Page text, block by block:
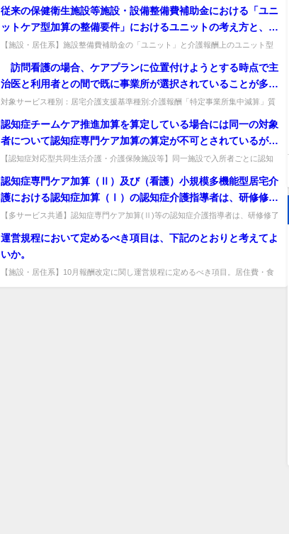
従来の保健衛生施設等施設・設備整備費補助金における「ユニ
ットケア型加算の整備要件」におけるユニットの考え方と、今
回のユニット型個室の考え方は別であると解してよいか。
【施設・居住系】施設整備費補助金の「ユニット」と介護報酬上のユニット型
訪問看護の場合、ケアプランに位置付けようとする時点で主
治医と利用者との間で既に事業所が選択されていることが多
く、これにより紹介率が８０％を超えることについては正当な
対象サービス種別：居宅介護支援基準種別:介護報酬「特定事業所集中減算」質
認知症チームケア推進加算を算定している場合には同一の対象
者について認知症専門ケア加算の算定が不可とされているが、
同一施設内で、入所者Aには認知症専門ケア加算、入所者Bに
【認知症対応型共同生活介護・介護保険施設等】同一施設で入所者ごとに認知
認知症専門ケア加算（Ⅱ）及び（看護）小規模多機能型居宅介
護における認知症加算（Ⅰ）の認知症介護指導者は、研修修了
者であれば管理者でもかまわないか。
【多サービス共通】認知症専門ケア加算(Ⅱ)等の認知症介護指導者は、研修修了
運営規程において定めるべき項目は、下記のとおりと考えてよ
いか。
【施設・居住系】10月報酬改定に関し運営規程に定めるべき項目。居住費・食